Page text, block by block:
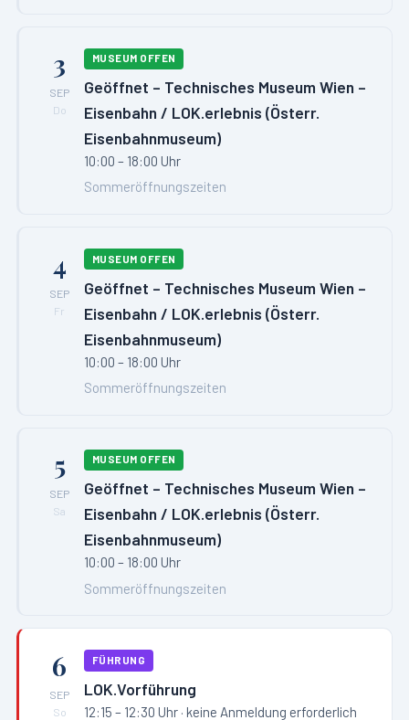
3
SEP
Do
MUSEUM OFFEN
Geöffnet – Technisches Museum Wien –
Eisenbahn / LOK.erlebnis (Österr.
Eisenbahnmuseum)
10:00 – 18:00 Uhr
Sommeröffnungszeiten
4
SEP
Fr
MUSEUM OFFEN
Geöffnet – Technisches Museum Wien –
Eisenbahn / LOK.erlebnis (Österr.
Eisenbahnmuseum)
10:00 – 18:00 Uhr
Sommeröffnungszeiten
5
SEP
Sa
MUSEUM OFFEN
Geöffnet – Technisches Museum Wien –
Eisenbahn / LOK.erlebnis (Österr.
Eisenbahnmuseum)
10:00 – 18:00 Uhr
Sommeröffnungszeiten
6
SEP
So
FÜHRUNG
LOK.Vorführung
12:15 – 12:30 Uhr · keine Anmeldung erforderlich